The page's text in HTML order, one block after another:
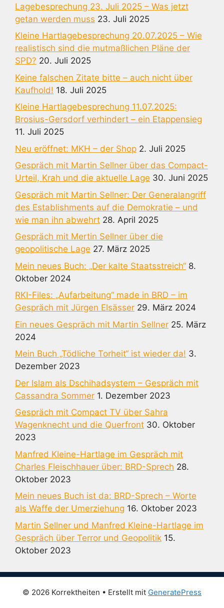
Lagebesprechung 23. Juli 2025 – Was jetzt
getan werden muss 23. Juli 2025
Kleine Hartlagebesprechung 20.07.2025 – Wie
realistisch sind die mutmaßlichen Pläne der
SPD? 20. Juli 2025
Keine falschen Zitate bitte – auch nicht über
Kaufhold! 18. Juli 2025
Kleine Hartlagebesprechung 11.07.2025:
Brosius-Gersdorf verhindert – ein Etappensieg
11. Juli 2025
Neu eröffnet: MKH – der Shop 2. Juli 2025
Gespräch mit Martin Sellner über das Compact-
Urteil, Krah und die aktuelle Lage 30. Juni 2025
Gespräch mit Martin Sellner: Der Generalangriff
des Establishments auf die Demokratie – und
wie man ihn abwehrt 28. April 2025
Gespräch mit Mertin Sellner über die
geopolitische Lage 27. März 2025
Mein neues Buch: „Der kalte Staatsstreich“ 8.
Oktober 2024
RKI-Files: „Aufarbeitung“ made in BRD – im
Gespräch mit Jürgen Elsässer 29. März 2024
Ein neues Gespräch mit Martin Sellner 25. März
2024
Mein Buch „Tödliche Torheit“ ist wieder da! 3.
Dezember 2023
Der Islam als Dschihadsystem – Gespräch mit
Cassandra Sommer 1. Dezember 2023
Gespräch mit Compact TV über Sahra
Wagenknecht und die Querfront 30. Oktober
2023
Manfred Kleine-Hartlage im Gespräch mit
Charles Fleischhauer über: BRD-Sprech 28.
Oktober 2023
Mein neues Buch ist da: BRD-Sprech – Worte
als Waffe der Umerziehung 16. Oktober 2023
Martin Sellner und Manfred Kleine-Hartlage im
Gespräch über Terror und Geopolitik 15.
Oktober 2023
© 2026 Korrektheiten • Erstellt mit GeneratePress